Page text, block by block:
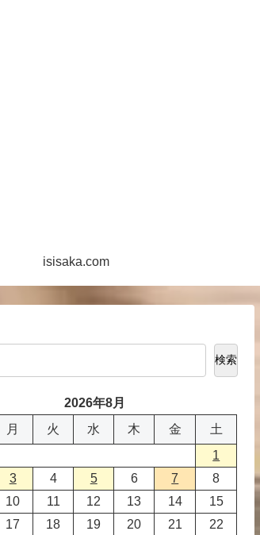
isisaka.com
検索
2026年8月
月 火 水 木 金
土
1
3 4 5 6 7
8
10 11 12 13 14
15
17 18 19 20 21
22